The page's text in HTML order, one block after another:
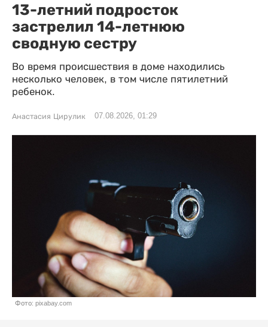
13-летний подросток
застрелил 14-летнюю
сводную сестру
Во время происшествия в доме находились
несколько человек, в том числе пятилетний
ребенок.
Анастасия Цирулик 07.08.2026, 01:29
Фото: pixabay.com